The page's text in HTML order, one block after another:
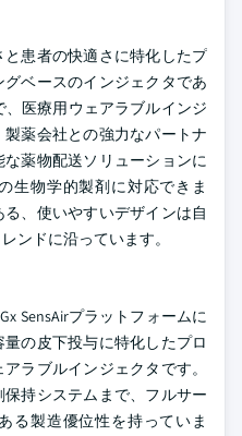
患者の快適さに特化したプ
ベースのインジェクタであ
、医療用ウェアラブルインジ
薬会社との強力なパートナ
薬物配送ソリューションに
生物学的製剤に対応できま
、使いやすいデザインは自
ンドに沿っています。
SensAirプラットフォームに
の皮下投与に特化したプロ
ラブルインジェクタです。
持システムまで、フルサー
る製造優位性を持っていま